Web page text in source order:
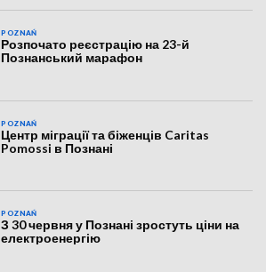
POZNAŃ
Розпочато реєстрацію на 23-й
Познанський марафон
POZNAŃ
Центр міграції та біженців Caritas
Pomossi в Познані
POZNAŃ
З 30 червня у Познані зростуть ціни на
електроенергію